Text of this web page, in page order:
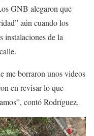
GNB alegaron que
aún cuando los
instalaciones de la
me borraron unos videos
en revisar lo que
contó Rodríguez.